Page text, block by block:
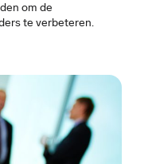
om de
te verbeteren.